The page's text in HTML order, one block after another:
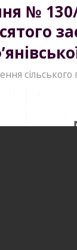
№
сільського